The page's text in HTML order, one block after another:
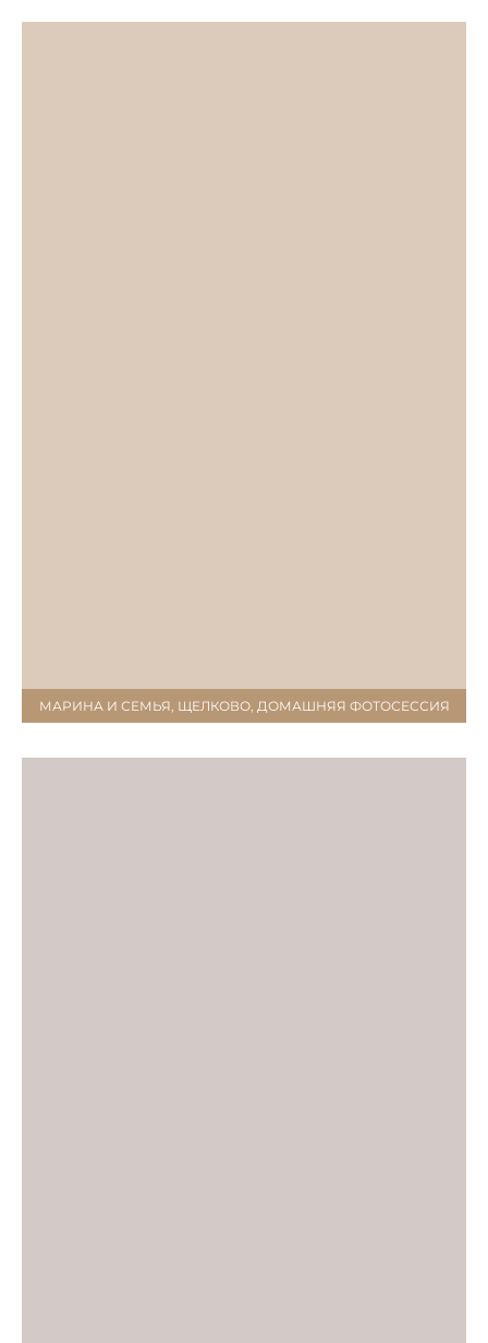
МАРИНА И СЕМЬЯ, ЩЕЛКОВО, ДОМАШНЯЯ ФОТОСЕССИЯ